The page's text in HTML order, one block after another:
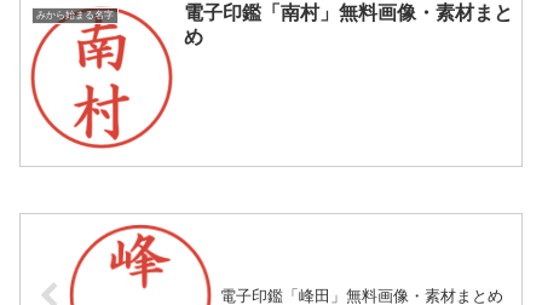
みから始まる名字
電子印鑑「南村」無料画像・素材まと
め
電子印鑑「峰田」無料画像・素材まとめ